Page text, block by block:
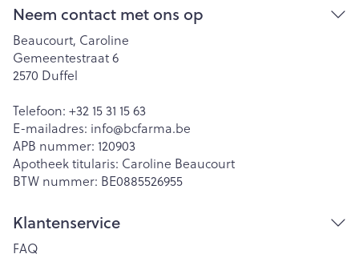
Neem contact met ons op
Beaucourt, Caroline
Gemeentestraat 6
2570 Duffel
Telefoon: +32 15 31 15 63
E-mailadres: info@bcfarma.be
APB nummer: 120903
Apotheek titularis: Caroline Beaucourt
BTW nummer: BE0885526955
Klantenservice
FAQ